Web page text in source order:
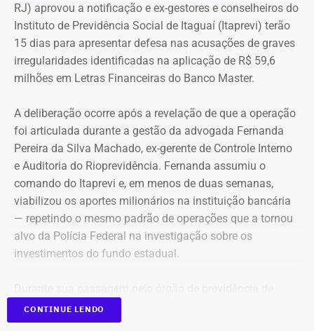
setor de seguros e planos de saúde.
Declaração de bens de Alex Melim em 2026 — Foto:
Reprodução/Divulgacand
RJ) aprovou a notificação e ex-gestores e conselheiros do
Instituto de Previdência Social de Itaguaí (Itaprevi) terão
15 dias para apresentar defesa nas acusações de graves
irregularidades identificadas na aplicação de R$ 59,6
milhões em Letras Financeiras do Banco Master.
A deliberação ocorre após a revelação de que a operação
foi articulada durante a gestão da advogada Fernanda
Pereira da Silva Machado, ex-gerente de Controle Interno
e Auditoria do Rioprevidência. Fernanda assumiu o
comando do Itaprevi e, em menos de duas semanas,
viabilizou os aportes milionários na instituição bancária
— repetindo o mesmo padrão de operações que a tornou
alvo da Polícia Federal na investigação sobre os
investimentos do fundo estadual.
Itaguaí, a ex-gerente do Rioprevidência também
para a estrutura interna o ex-policial federal Jayme Alves
CONTINUE LENDO